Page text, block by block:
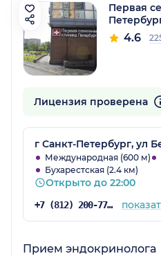
Первая
4.6
Лицензия проверена
г Санкт-Петербург, ул
Международная (600 м)
Бухарестская (2.4 км)
Открыто до 22:00
+7 (812) 200-77-54
Прием эндокринолога